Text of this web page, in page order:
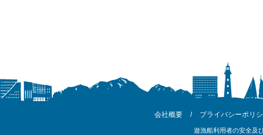
会社概要 / プライバシーポリ
遊漁船利用者の安全及